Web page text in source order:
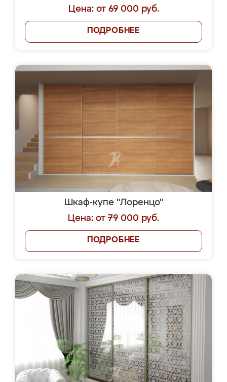
Цена: от 69 000 руб.
ПОДРОБНЕЕ
Шкаф-купе "Лоренцо"
Цена: от 79 000 руб.
ПОДРОБНЕЕ